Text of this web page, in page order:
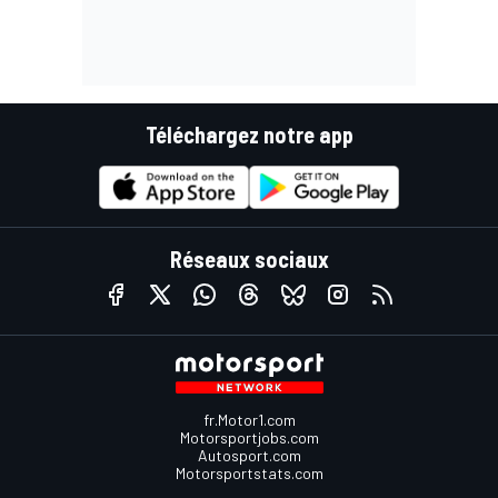
Téléchargez notre app
Réseaux sociaux
fr.Motor1.com
Motorsportjobs.com
Autosport.com
Motorsportstats.com